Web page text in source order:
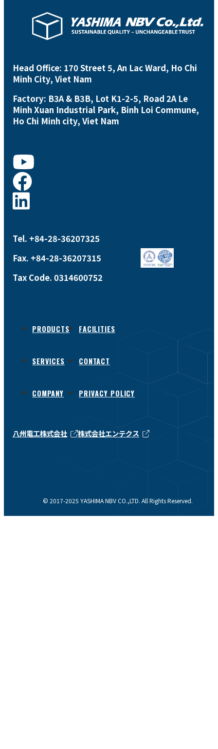
Head Office: 170 Street 5, An Lac Ward, Ho Chi
Minh City, Viet Nam
Factory: B3A & B3B, Lot K1-2-5, Road 2A Le
Minh Xuan Industrial Park, Binh Loi Commune,
Ho Chi Minh city, Viet Nam
Tel. +84-28-36207325
Fax. +84-28-36207315
Tax Code. 0314600752
PRODUCTS
SERVICES
COMPANY
FACILITIES
CONTACT
PRIVACY POLICY
八州電工株式会社 株式会社エンテクス
© 2017-2025 YASHIMA NBV CO.,LTD. All Rights Reserved.